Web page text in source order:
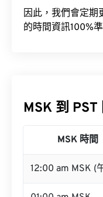
因此，我們會定期
的時間資訊100%
MSK 到 PST
MSK 時間
12:00 am MSK (